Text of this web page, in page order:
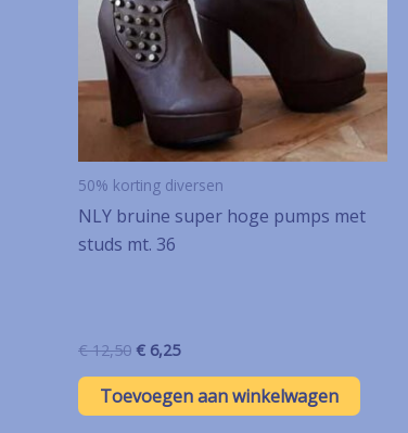
50% korting diversen
NLY bruine super hoge pumps met
studs mt. 36
€12,50 Oorspronkelijke
was:
€ 12,50.
€ 6,25Huidige
is:
€ 6,25.
Toevoegen aan winkelwagen